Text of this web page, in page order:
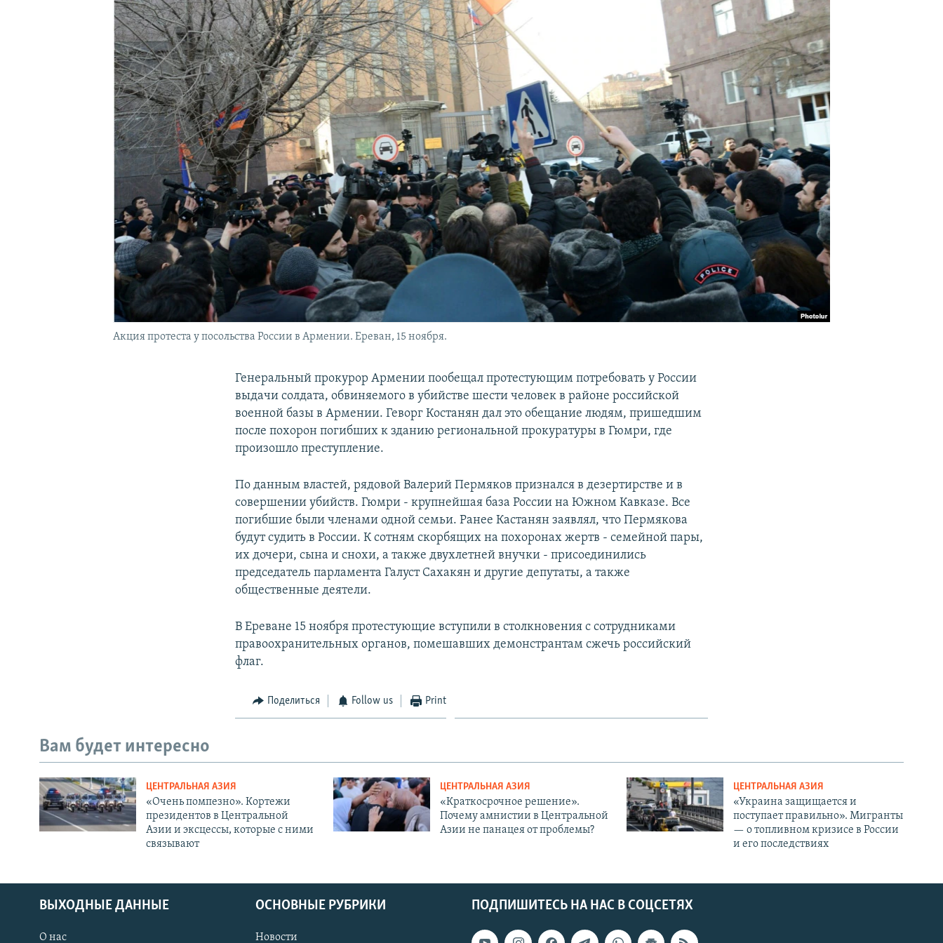
Акция протеста у посольства России в Армении. Ереван, 15 ноября.
Генеральный прокурор Армении пообещал протестующим потребовать у России
выдачи солдата, обвиняемого в убийстве шести человек в районе российской
военной базы в Армении. Геворг Костанян дал это обещание людям, пришедшим
после похорон погибших к зданию региональной прокуратуры в Гюмри, где
произошло преступление.
По данным властей, рядовой Валерий Пермяков признался в дезертирстве и в
совершении убийств. Гюмри - крупнейшая база России на Южном Кавказе. Все
погибшие были членами одной семьи. Ранее Кастанян заявлял, что Пермякова
будут судить в России. К сотням скорбящих на похоронах жертв - семейной пары,
их дочери, сына и снохи, а также двухлетней внучки - присоединились
председатель парламента Галуст Сахакян и другие депутаты, а также
общественные деятели.
В Ереване 15 ноября протестующие вступили в столкновения с сотрудниками
правоохранительных органов, помешавших демонстрантам сжечь российский
флаг.
Поделиться Follow us Print
Вам будет интересно
ЦЕНТРАЛЬНАЯ АЗИЯ
«Очень помпезно». Кортежи
президентов в Центральной
Азии и эксцессы, которые с ними
связывают
ЦЕНТРАЛЬНАЯ АЗИЯ
«Краткосрочное решение».
Почему амнистии в Центральной
Азии не панацея от проблемы?
ЦЕНТРАЛЬНАЯ АЗИЯ
«Украина защищается и
поступает правильно». Мигранты
— о топливном кризисе в России
и его последствиях
ПОДПИШИТЕСЬ НА НАС В СОЦСЕТЯХ
ВЫХОДНЫЕ ДАННЫЕ
О нас
ОСНОВНЫЕ РУБРИКИ
Новости